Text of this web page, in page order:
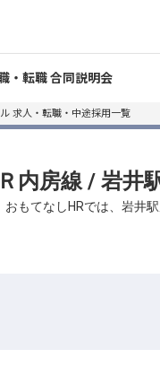
・転職 合同説明会
求人・転職・中途採用一覧
内房線 / 岩井
おもてなしHRでは、岩井